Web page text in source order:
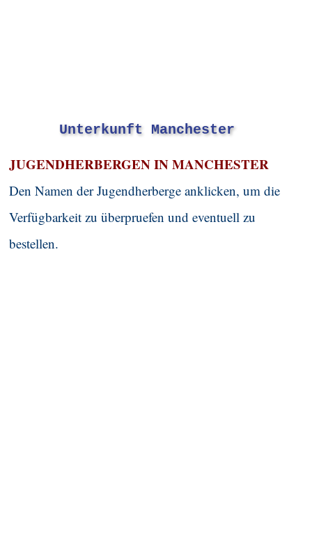
Unterkunft Manchester
JUGENDHERBERGEN INMANCHESTER
Den Namen der Jugendherberge anklicken, um die
Verfügbarkeit zu überpruefen und eventuell zu
bestellen.